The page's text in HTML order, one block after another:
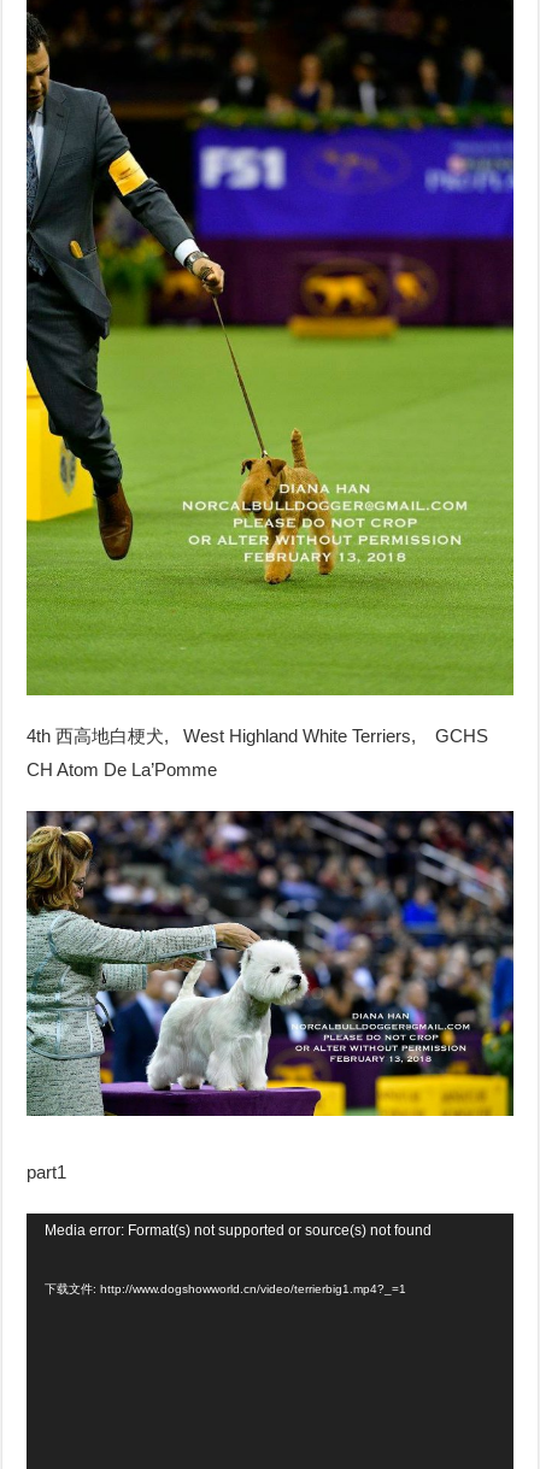
4th 西高地白梗犬, West Highland White Terriers, GCHS
CH Atom De La’Pomme
part1
Media error: Format(s) not supported or source(s) not found
下载文件: http://www.dogshowworld.cn/video/terrierbig1.mp4?_=1